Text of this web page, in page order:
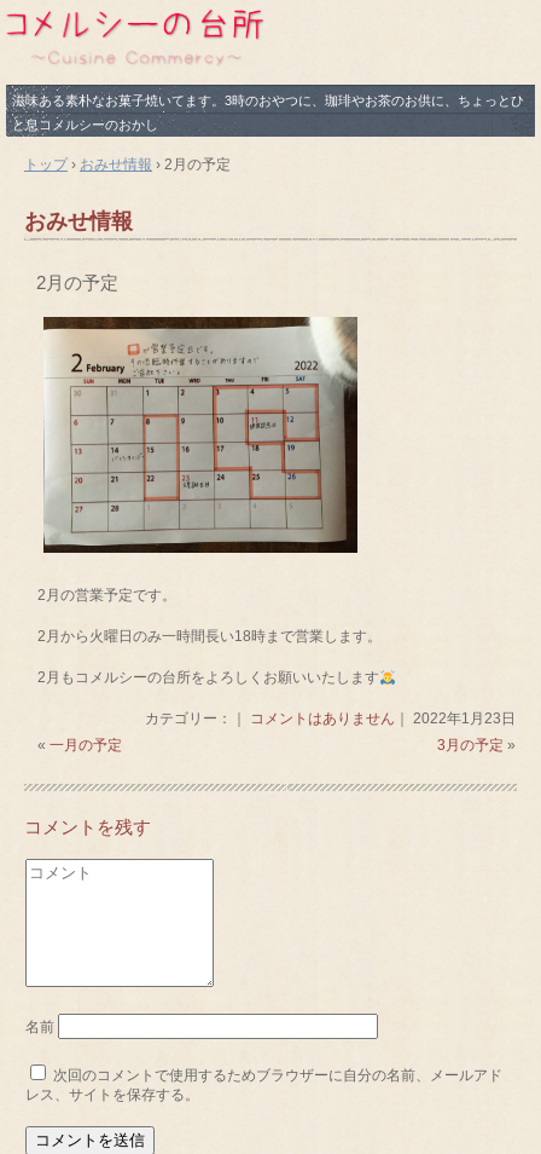
滋味ある素朴なお菓子焼いてます。3時のおやつに、珈琲やお茶のお供に、ちょっとひ
と息コメルシーのおかし
トップ› おみせ情報 › 2月の予定
おみせ情報
2月の予定
2月の営業予定です。
2月から火曜日のみ一時間長い18時まで営業します。
2月もコメルシーの台所をよろしくお願いいたします
カテゴリー：｜ コメントはありません ｜ 2022年1月23日
«一月の予定 3月の予定 »
コメントを残す
名前
次回のコメントで使用するためブラウザーに自分の名前、メールアド
レス、サイトを保存する。